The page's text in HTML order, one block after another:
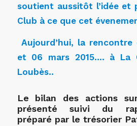
soutient aussitôt l’idée et
Club à ce que cet
Aujourd’hui, la
et 06 mars 2015…. à La
Loubès..
Le bilan des actions
présenté suivi du
préparé par le trésorier